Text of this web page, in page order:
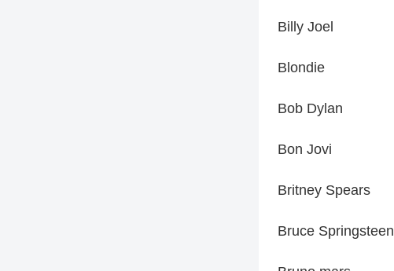
Billy Joel
Blondie
Bob Dylan
Bon Jovi
Britney Spears
Bruce Springsteen